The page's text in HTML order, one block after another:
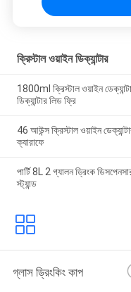
ক্রিস্টাল ওয়াইন ডিক্যান্টার
1800ml ক্রিস্টাল ওয়াইন
ডিক্যান্টার লিড ফ্রি
46 আউন্স ক্রিস্টাল ওয়াইন
ক্যারাফে
পার্টি 8L 2 গ্যালন ড্রিংক
স্ট্যান্ড
গ্লাস ড্রিংকিং কাপ